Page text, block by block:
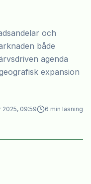
och
både
agenda
expansion
2025, 09:59 6 min läsning